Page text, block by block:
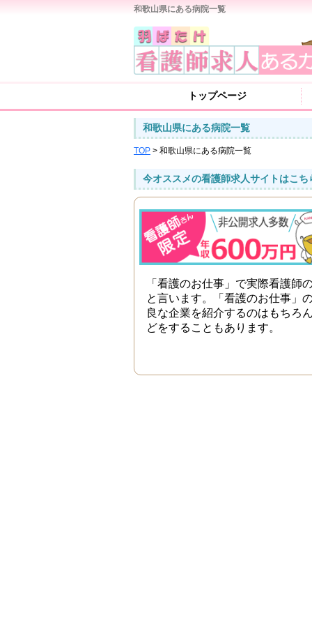
和歌山県にある病院一覧
トップページ
和歌山県にある病院一覧
TOP > 和歌山県にある病院一覧
今オススメの看護師求人サイトはこち
「看護のお仕事」で実際看護師
と言います。「看護のお仕事」
良な企業を紹介するのはもちろ
どをすることもあります。